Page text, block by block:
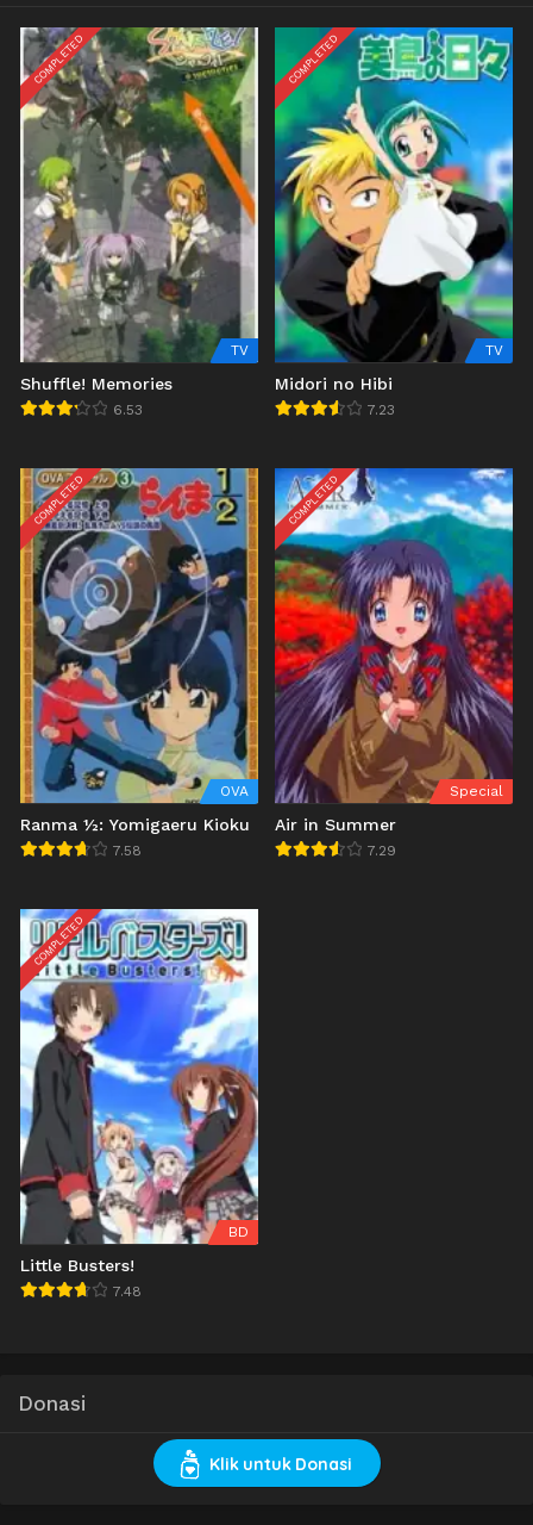
COMPLETED
TV
Shuffle! Memories
6.53
COMPLETED
TV
Midori no Hibi
7.23
COMPLETED
OVA
Ranma ½: Yomigaeru Kioku
7.58
COMPLETED
Special
Air in Summer
7.29
COMPLETED
BD
Little Busters!
7.48
Donasi
Klik untuk Donasi